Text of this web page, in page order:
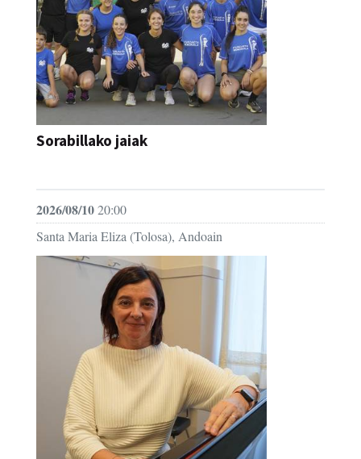
Sorabillako jaiak
2026/08/1020:00
Santa Maria Eliza (Tolosa), Andoain